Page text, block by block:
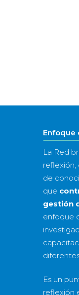
Enfoque
La Red
reflexión,
de
que
gestión
enfoque
Es un
reflexión